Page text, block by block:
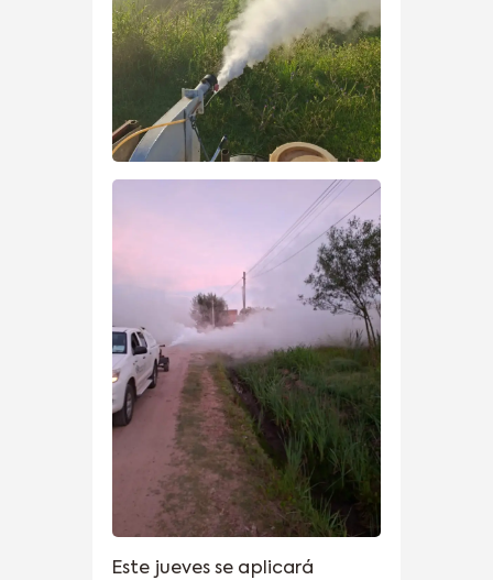
Este jueves se aplicará